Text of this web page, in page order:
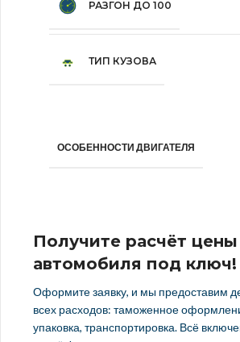
РАЗГОН ДО 100
ТИП КУЗОВА
ОСОБЕННОСТИ ДВИГАТЕЛЯ
Получите расчёт цены
автомобиля под ключ!
Оформите заявку, и мы предоставим
всех расходов: таможенное
упаковка, транспортировка. Всё